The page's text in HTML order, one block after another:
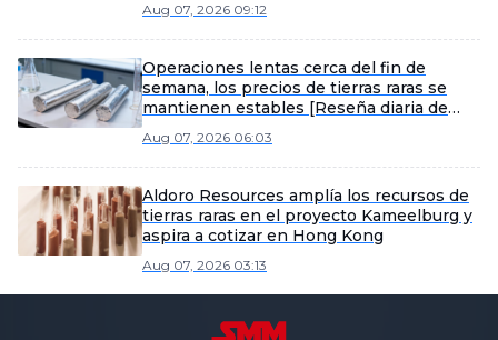
Aug 07, 2026 09:12
Operaciones lentas cerca del fin de
semana, los precios de tierras raras se
mantienen estables [Reseña diaria de
Aug 07, 2026 06:03
Aldoro Resources amplía los recursos de
tierras raras en el proyecto Kameelburg y
aspira a cotizar en Hong Kong
Aug 07, 2026 03:13